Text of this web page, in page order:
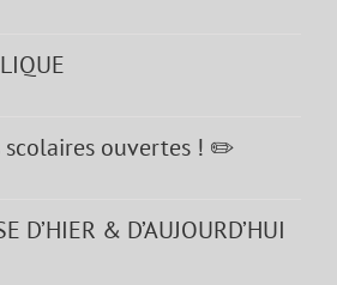
ouvertes ! ✏️
D’HIER & D’AUJOURD’HUI